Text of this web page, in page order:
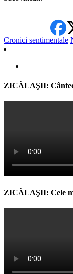
Cronici sentimentale
ZICĂLAŞII:
ZICĂLAŞII: Cele